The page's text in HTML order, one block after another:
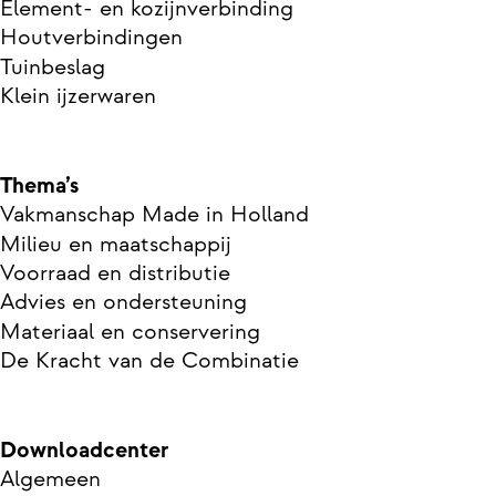
Element- en kozijnverbinding
Houtverbindingen
Tuinbeslag
Klein ijzerwaren
Thema’s
Vakmanschap Made in Holland
Milieu en maatschappij
Voorraad en distributie
Advies en ondersteuning
Materiaal en conservering
De Kracht van de Combinatie
Downloadcenter
Algemeen